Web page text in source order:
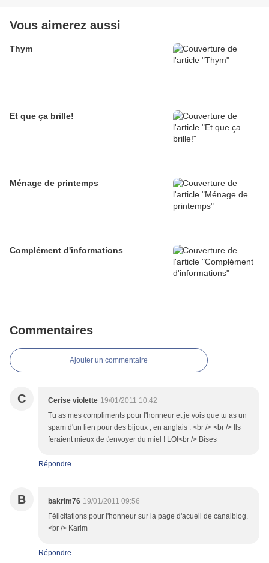
Vous aimerez aussi
Thym
Et que ça brille!
Ménage de printemps
Complément d'informations
Commentaires
Ajouter un commentaire
C Cerise violette 19/01/2011 10:42
Tu as mes compliments pour l'honneur et je vois que tu as un
spam d'un lien pour des bijoux , en anglais . <br /> <br /> Ils
feraient mieux de t'envoyer du miel ! LOl<br /> Bises
Répondre
B bakrim76 19/01/2011 09:56
Félicitations pour l'honneur sur la page d'acueil de canalblog.
<br /> Karim
Répondre